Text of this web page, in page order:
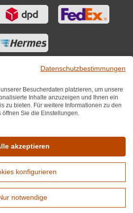
zzgl. 5,90€ Versandkosten je Winzer.
ab 12 Flaschen je Winzer.
- 2026 WirWinzer GmbH
Suche
Datenschutzbestimmungen
Besucherdaten platzieren, um unsere
Inhalte anzuzeigen und Ihnen ein
zu bieten. Für weitere Informationen zu den
Sie die Einstellungen.
akzeptieren
konfigurieren
notwendige